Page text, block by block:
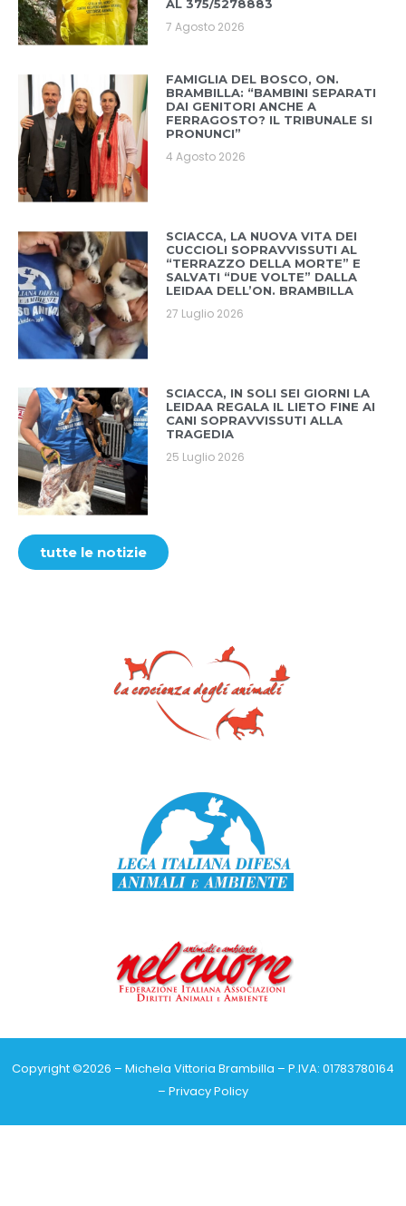
AL 375/5278883
7 Agosto 2026
FAMIGLIA DEL BOSCO, ON.
BRAMBILLA: “BAMBINI SEPARATI
DAI GENITORI ANCHE A
FERRAGOSTO? IL TRIBUNALE SI
PRONUNCI”
4 Agosto 2026
SCIACCA, LA NUOVA VITA DEI
CUCCIOLI SOPRAVVISSUTI AL
“TERRAZZO DELLA MORTE” E
SALVATI “DUE VOLTE” DALLA
LEIDAA DELL’ON. BRAMBILLA
27 Luglio 2026
SCIACCA, IN SOLI SEI GIORNI LA
LEIDAA REGALA IL LIETO FINE AI
CANI SOPRAVVISSUTI ALLA
TRAGEDIA
25 Luglio 2026
tutte le notizie
Copyright ©2026 – Michela Vittoria Brambilla – P.IVA: 01783780164
– Privacy Policy